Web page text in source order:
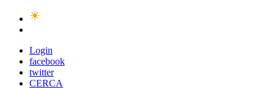
Login
facebook
twitter
CERCA